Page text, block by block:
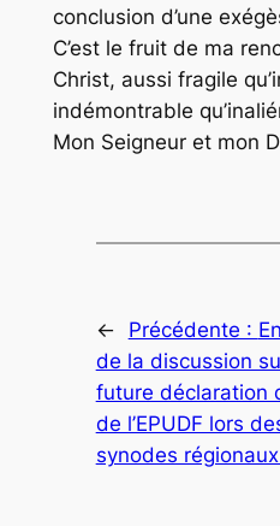
conclusion d’une
C’est le fruit de ma
Christ, aussi fragile
indémontrable
Mon Seigneur et mon
← Précédente :
de la discussion
future déclaration
de l’EPUDF lors
synodes